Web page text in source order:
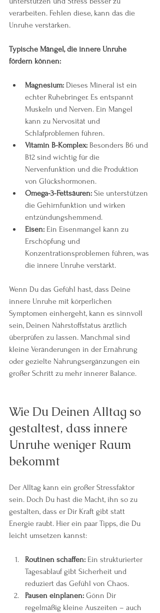
verarbeiten. Fehlen diese, kann das die
Unruhe verstärken.
Typische Mängel, die innere Unruhe
fördern können:
Magnesium: Dieses Mineral ist ein
echter Ruhebringer. Es entspannt
Muskeln und Nerven. Ein Mangel
kann zu Nervosität und
Schlafproblemen führen.
Vitamin B-Komplex: Besonders B6 und
B12 sind wichtig für die
Nervenfunktion und die Produktion
von Glückshormonen.
Omega-3-Fettsäuren: Sie unterstützen
die Gehirnfunktion und wirken
entzündungshemmend.
Eisen: Ein Eisenmangel kann zu
Erschöpfung und
Konzentrationsproblemen führen, was
die innere Unruhe verstärkt.
Wenn Du das Gefühl hast, dass Deine
innere Unruhe mit körperlichen
Symptomen einhergeht, kann es sinnvoll
sein, Deinen Nährstoffstatus ärztlich
überprüfen zu lassen. Manchmal sind
kleine Veränderungen in der Ernährung
oder gezielte Nahrungsergänzungen ein
großer Schritt zu mehr innerer Balance.
Wie Du Deinen Alltag so
gestaltest, dass innere
Unruhe weniger Raum
bekommt
Der Alltag kann ein großer Stressfaktor
sein. Doch Du hast die Macht, ihn so zu
gestalten, dass er Dir Kraft gibt statt
Energie raubt. Hier ein paar Tipps, die Du
leicht umsetzen kannst:
Routinen schaffen: Ein strukturierter
Tagesablauf gibt Sicherheit und
reduziert das Gefühl von Chaos.
Pausen einplanen: Gönn Dir
regelmäßig kleine Auszeiten – auch